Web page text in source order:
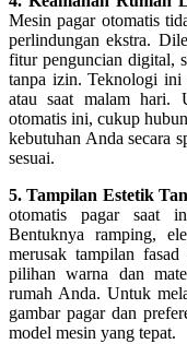
Mesin pagar otomatis
perlindungan ekstra.
fitur penguncian digital,
tanpa izin. Teknologi ini
atau saat malam hari.
otomatis ini, cukup
kebutuhan Anda secara
sesuai.
5. Tampilan Estetik
otomatis pagar saat
Bentuknya ramping,
merusak tampilan
pilihan warna dan
rumah Anda. Untuk
gambar pagar dan
model mesin yang tepat.